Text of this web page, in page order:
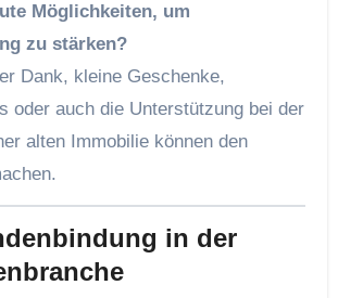
Möglichkeiten, um
zu stärken?
Dank, kleine Geschenke,
oder auch die Unterstützung bei der
alten Immobilie können den
in der